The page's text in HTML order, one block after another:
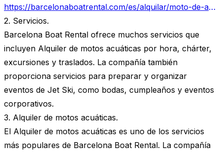
https://barcelonaboatrental.com/es/alquilar/moto-de-agua-barcelona/
2. Servicios.
Barcelona Boat Rental ofrece muchos servicios que
incluyen Alquiler de motos acuáticas por hora, chárter,
excursiones y traslados. La compañía también
proporciona servicios para preparar y organizar
eventos de Jet Ski, como bodas, cumpleaños y eventos
corporativos.
3. Alquiler de motos acuáticas.
El Alquiler de motos acuáticas es uno de los servicios
más populares de Barcelona Boat Rental. La compañía